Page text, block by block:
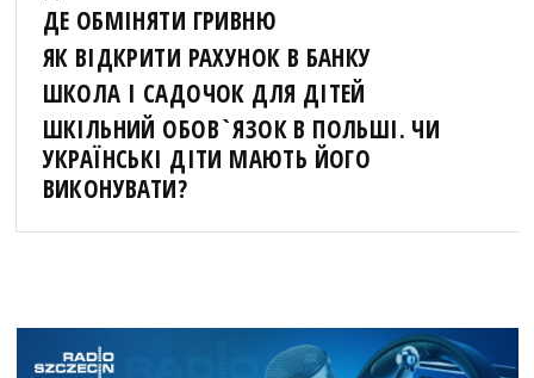
ДЕ ОБМІНЯТИ ГРИВНЮ
ЯК ВІДКРИТИ РАХУНОК В БАНКУ
ШКОЛА І САДОЧОК ДЛЯ ДІТЕЙ
ШКІЛЬНИЙ ОБОВ`ЯЗОК В ПОЛЬШІ. ЧИ
УКРАЇНСЬКІ ДІТИ МАЮТЬ ЙОГО
ВИКОНУВАТИ?